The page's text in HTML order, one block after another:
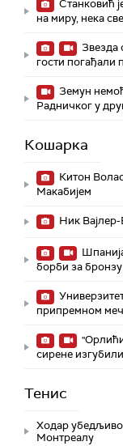
Станковић
на миру, нека
Звезда
гости погађали
Земун
Радничког у
Кошарка
Китон
Макабијем
Ник
борби за
припремном
сирене
Тенис
Ходар убедљиво
Монтреалу